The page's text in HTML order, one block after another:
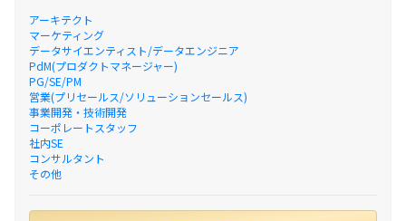
アーキテクト
マーケティング
データサイエンティスト/データエンジニア
PdM(プロダクトマネージャー)
PG/SE/PM
営業(プリセールス/ソリューションセールス)
事業開発・技術開発
コーポレートスタッフ
社内SE
コンサルタント
その他